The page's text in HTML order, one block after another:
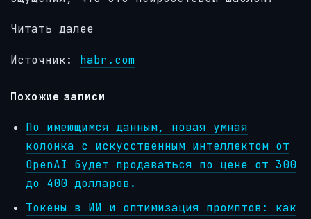
Читать далее
Источник: habr.com
Похожие записи
По имеющимся данным, новая умная
колонка с искусственным интеллектом от
OpenAI будет продаваться по цене от 300
до 400 долларов.
Токены в ИИ и оптимизация промптов: как